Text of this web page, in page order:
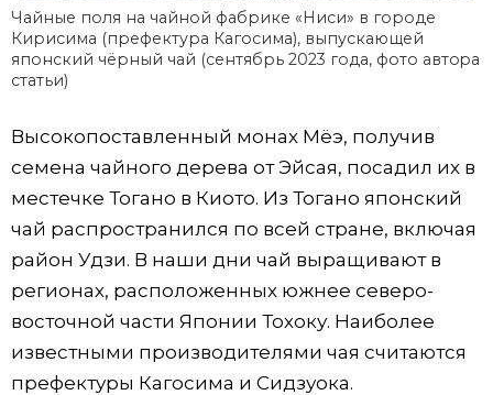
Чайные поля на чайной фабрике «Ниси» в городе
Кирисима (префектура Кагосима), выпускающей
японский чёрный чай (сентябрь 2023 года, фото автора
статьи)
Высокопоставленный монах Мёэ, получив
семена чайного дерева от Эйсая, посадил их в
местечке Тогано в Киото. Из Тогано японский
чай распространился по всей стране, включая
район Удзи. В наши дни чай выращивают в
регионах, расположенных южнее северо-
восточной части Японии Тохоку. Наиболее
известными производителями чая считаются
префектуры Кагосима и Сидзуока.